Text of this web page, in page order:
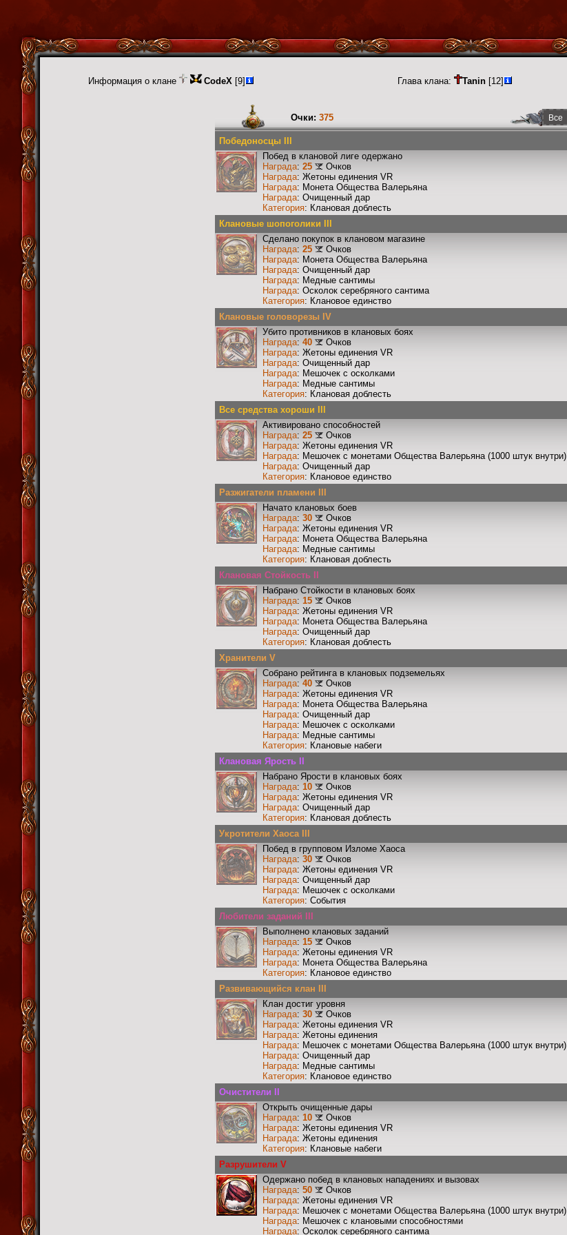
Информация о клане CodeX [9] Глава клана: Tanin [12]
Очки: 375
Победоносцы III
Побед в клановой лиге одержано
Награда: 25
Очков
Награда: Жетоны единения VR
Награда: Монета Общества Валерьяна
Награда: Очищенный дар
Категория: Клановая доблесть
Клановые шопоголики III
Сделано покупок в клановом магазине
Награда: 25
Очков
Награда: Монета Общества Валерьяна
Награда: Очищенный дар
Награда: Медные сантимы
Награда: Осколок серебряного сантима
Категория: Клановое единство
Клановые головорезы IV
Убито противников в клановых боях
Награда: 40
Очков
Награда: Жетоны единения VR
Награда: Очищенный дар
Награда: Мешочек с осколками
Награда: Медные сантимы
Категория: Клановая доблесть
Все средства хороши III
Активировано способностей
Награда: 25
Очков
Награда: Жетоны единения VR
Награда: Мешочек с монетами Общества Валерьяна (1000 штук внутри)
Награда: Очищенный дар
Категория: Клановое единство
Разжигатели пламени III
Начато клановых боев
Награда: 30
Очков
Награда: Жетоны единения VR
Награда: Монета Общества Валерьяна
Награда: Медные сантимы
Категория: Клановая доблесть
Клановая Стойкость II
Набрано Стойкости в клановых боях
Награда: 15
Очков
Награда: Жетоны единения VR
Награда: Монета Общества Валерьяна
Награда: Очищенный дар
Категория: Клановая доблесть
Хранители V
Собрано рейтинга в клановых подземельях
Награда: 40
Очков
Награда: Жетоны единения VR
Награда: Монета Общества Валерьяна
Награда: Очищенный дар
Награда: Мешочек с осколками
Награда: Медные сантимы
Категория: Клановые набеги
Клановая Ярость II
Набрано Ярости в клановых боях
Награда: 10
Очков
Награда: Жетоны единения VR
Награда: Очищенный дар
Категория: Клановая доблесть
Укротители Хаоса III
Побед в групповом Изломе Хаоса
Награда: 30
Очков
Награда: Жетоны единения VR
Награда: Очищенный дар
Награда: Мешочек с осколками
Категория: События
Любители заданий III
Выполнено клановых заданий
Награда: 15
Очков
Награда: Жетоны единения VR
Награда: Монета Общества Валерьяна
Категория: Клановое единство
Развивающийся клан III
Клан достиг уровня
Награда: 30
Очков
Награда: Жетоны единения VR
Награда: Жетоны единения
Награда: Мешочек с монетами Общества Валерьяна (1000 штук внутри)
Награда: Очищенный дар
Награда: Медные сантимы
Категория: Клановое единство
Очистители II
Открыть очищенные дары
Награда: 10
Очков
Награда: Жетоны единения VR
Награда: Жетоны единения
Категория: Клановые набеги
Разрушители V
Одержано побед в клановых нападениях и вызовах
Награда: 50
Очков
Награда: Жетоны единения VR
Награда: Мешочек с монетами Общества Валерьяна (1000 штук внутри)
Награда: Мешочек с клановыми способностями
Награда: Осколок серебряного сантима